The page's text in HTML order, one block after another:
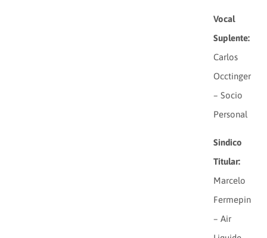
Vocal
Suplente:
Carlos
Occtinger
– Socio
Personal
Sindico
Titular:
Marcelo
Fermepin
– Air